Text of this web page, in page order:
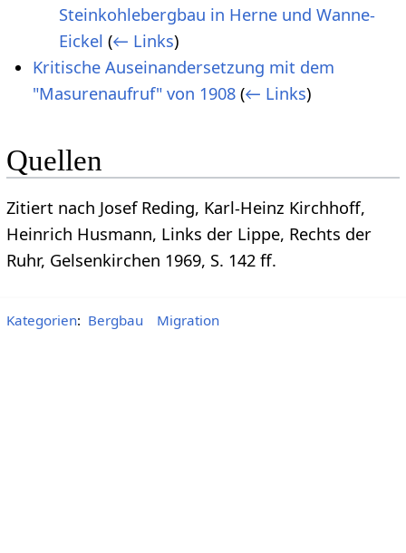
Steinkohlebergbau in Herne und Wanne-
Eickel (← Links)
Kritische Auseinandersetzung mit dem
"Masurenaufruf" von 1908 (← Links)
Quellen
Zitiert nach Josef Reding, Karl-Heinz Kirchhoff,
Heinrich Husmann, Links der Lippe, Rechts der
Ruhr, Gelsenkirchen 1969, S. 142 ff.
Kategorien: Bergbau Migration